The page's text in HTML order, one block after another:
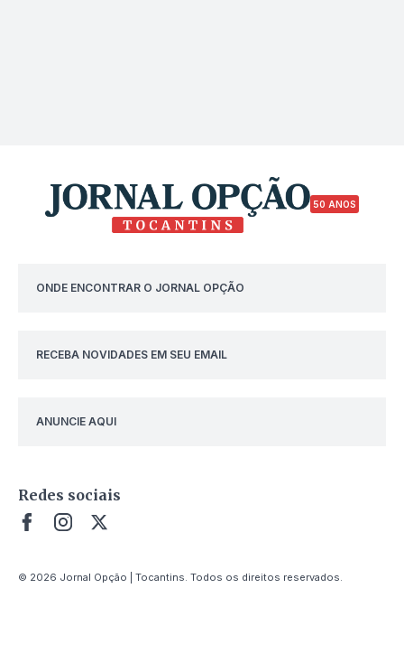
50 ANOS
ONDE ENCONTRAR O JORNAL OPÇÃO
RECEBA NOVIDADES EM SEU EMAIL
ANUNCIE AQUI
Redes sociais
© 2026 Jornal Opção | Tocantins. Todos os direitos reservados.